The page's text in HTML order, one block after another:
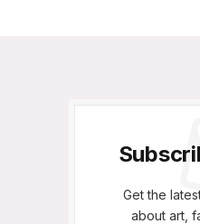
Get the
about art,